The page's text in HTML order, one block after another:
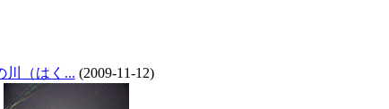
川（はく... (2009-11-12)